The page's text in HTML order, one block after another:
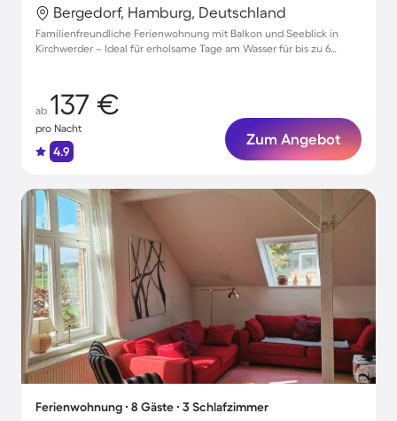
Bergedorf, Hamburg, Deutschland
Familienfreundliche Ferienwohnung mit Balkon und Seeblick in
Kirchwerder – Ideal für erholsame Tage am Wasser für bis zu 6
ab 137 €
pro Nacht
4.9
Zum Angebot
Ferienwohnung ∙ 8 Gäste ∙ 3 Schlafzimmer